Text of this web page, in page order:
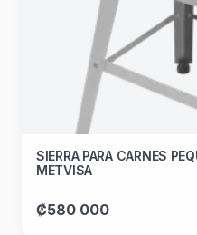
SIERRA PARA CARNES
METVISA
₡580 000